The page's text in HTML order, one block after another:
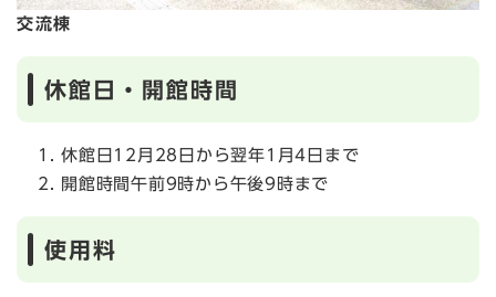
交流棟
休館日・開館時間
休館日12月28日から翌年1月4日まで
開館時間午前9時から午後9時まで
使用料